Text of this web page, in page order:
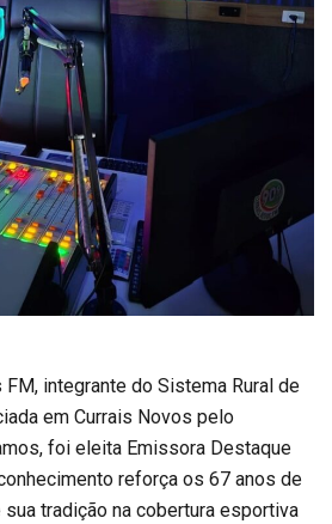
integrante do Sistema Rural de
em Currais Novos pelo
foi eleita Emissora Destaque
reforça os 67 anos de
tradição na cobertura esportiva